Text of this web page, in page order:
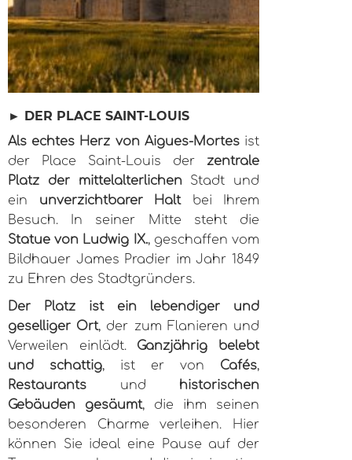
► DER PLACE SAINT-LOUIS
Als echtes Herz von Aigues-Mortesist
der Place Saint-Louis der zentrale
Platz der mittelalterlichenStadt und
ein unverzichtbarer Haltbei Ihrem
Besuch. In seiner Mitte steht die
Statue von Ludwig IX., geschaffen vom
Bildhauer James Pradier im Jahr 1849
zu Ehren des Stadtgründers.
Der Platz ist ein lebendiger und
geselliger Ort, der zum Flanieren und
Verweilen einlädt. Ganzjährig belebt
und schattig, ist er von Cafés,
Restaurants und historischen
Gebäuden gesäumt, die ihm seinen
besonderen Charme verleihen. Hier
können Sie ideal eine Pause auf der